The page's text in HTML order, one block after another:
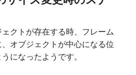
クトが存在する時、フレーム
オブジェクトが中心になる位
になったようです。